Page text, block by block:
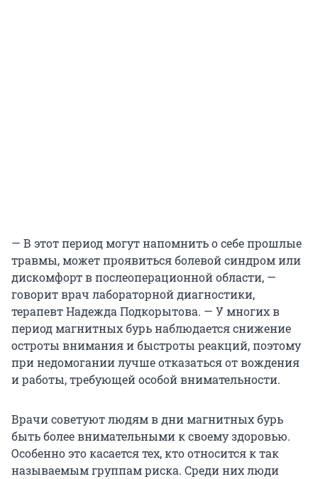
— В этот период могут напомнить о себе прошлые
травмы, может проявиться болевой синдром или
дискомфорт в послеоперационной области, —
говорит врач лабораторной диагностики,
терапевт Надежда Подкорытова. — У многих в
период магнитных бурь наблюдается снижение
остроты внимания и быстроты реакций, поэтому
при недомогании лучше отказаться от вождения
и работы, требующей особой внимательности.
Врачи советуют людям в дни магнитных бурь
быть более внимательными к своему здоровью.
Особенно это касается тех, кто относится к так
называемым группам риска. Среди них люди